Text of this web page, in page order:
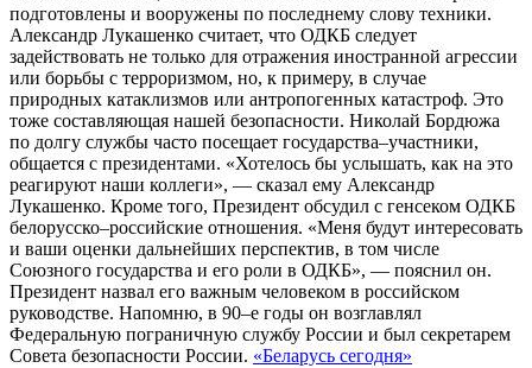
подготовлены и вооружены по последнему слову техники.
Александр Лукашенко считает, что ОДКБ следует
задействовать не только для отражения иностранной агрессии
или борьбы с терроризмом, но, к примеру, в случае
природных катаклизмов или антропогенных катастроф. Это
тоже составляющая нашей безопасности. Николай Бордюжа
по долгу службы часто посещает государства–участники,
общается с президентами. «Хотелось бы услышать, как на это
реагируют наши коллеги», — сказал ему Александр
Лукашенко. Кроме того, Президент обсудил с генсеком ОДКБ
белорусско–российские отношения. «Меня будут интересовать
и ваши оценки дальнейших перспектив, в том числе
Союзного государства и его роли в ОДКБ», — пояснил он.
Президент назвал его важным человеком в российском
руководстве. Напомню, в 90–е годы он возглавлял
Федеральную пограничную службу России и был секретарем
Совета безопасности России. «Беларусь сегодня»